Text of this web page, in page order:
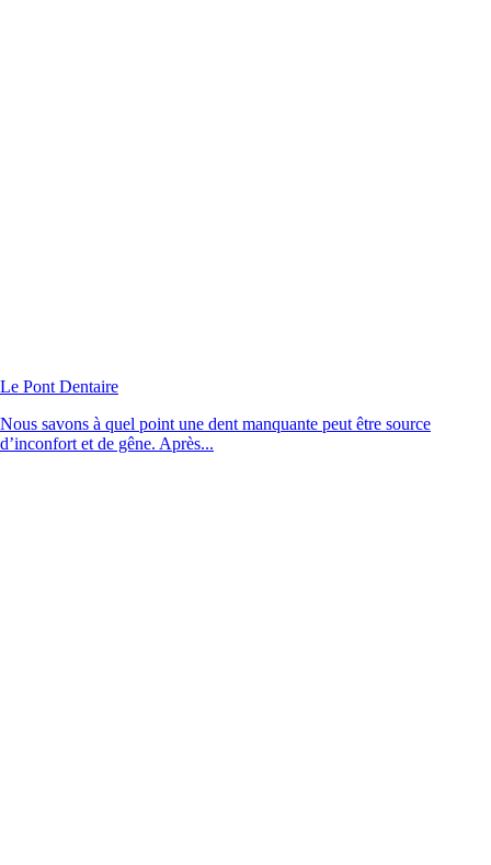
Le Pont Dentaire
Nous savons à quel point une dent manquante peut être source
d’inconfort et de gêne. Après...